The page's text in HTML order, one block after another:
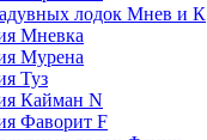
лодок Мнев и К
Мневка
Мурена
Туз
Кайман N
Фаворит F